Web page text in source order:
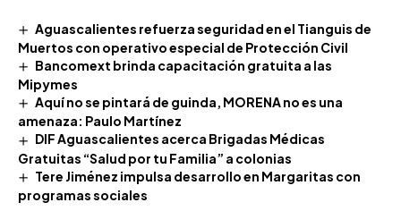
Aguascalientes refuerza seguridad en el Tianguis de
Muertos con operativo especial de Protección Civil
Bancomext brinda capacitación gratuita a las
Mipymes
Aquí no se pintará de guinda, MORENA no es una
amenaza: Paulo Martínez
DIF Aguascalientes acerca Brigadas Médicas
Gratuitas “Salud por tu Familia” a colonias
Tere Jiménez impulsa desarrollo en Margaritas con
programas sociales